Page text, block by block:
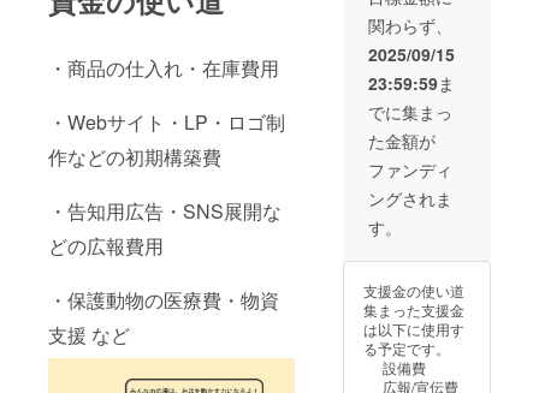
・商品の仕入れ・在庫費用
・Webサイト・LP・ロゴ制
作などの初期構築費
・告知用広告・SNS展開な
どの広報費用
・保護動物の医療費・物資
支援 など
日、招待アカウ
ントをご案内い
たします。
ドを送付します
（サイズ：
85.6×54mm）。
・記載内容：
ニックネーム／
発行日／シリア
ル番号等 ・ご希
望の表記は備考
欄へご記入くだ
さい。 【お名前
掲載】 ECサイ
ト「制作者ペー
ジ」に支援者名
を掲載します。
（サイズ：
800×200px） ・
ロゴ／バナー掲
載希望の方は備
考欄に「画像掲
が記載され、 今
後の活動やイベ
ントでの支援者
識別に活用され
る場合がありま
す。 • サイズ：
85.6mm ×
54mm（一般的
なカードサイ
ズ） • 素材：
PVC製 or ラミ
ネート仕上げ
異なります） •
記載内容：会員
名（ニックネー
ム）／発行日／
シリアル番号 等
• ご希望のお名前
は、支援時に備
支援の証とし
て、アフティア
公式会員カード
（クレジット
カードサイズ）
をお届けいたし
ます。 カードに
はご希望のお名
前（またはニッ
クネーム）が記
載され、 今後の
活動やイベント
での支援者識別
に活用される場
サイズ：
85.6mm ×
54mm（一般的
なカードサイ
ズ） • 素材：
は、支援者限定
のInstagramア
カウントにて公
開予定です。 -
命名：ひらがな
／カタカナ／英
字推奨（20文字
以内／応相談） -
猫の選定・最終
命名決定は、ア
フティアが責任
を持って行いま
信URLの発行】
YouTubeの限定
公開URLにて、
名付けた猫の様
子をいつでもご
覧いただけます
（音声なし／ス
レートに刻まれ
ます。 ・命名：
ひらがな／カタ
（20文字以内／
応相談） ・猫の
選定はアフティ
アが責任を持っ
て行います。
【見守り配信
URLの発行】
YouTubeの限定
公開URLにて、
名付けた猫の様
子をいつでもご
覧いただけます
（音声なし／ス
マホ・PC対
応）。 【施設で
の面会（予約
関わらず、
2025/09/15
23:59:59ま
でに集まっ
た金額が
ファンディ
ングされま
す。
支援金の使い道
集まった支援金
は以下に使用す
る予定です。
設備費
広報/宣伝費